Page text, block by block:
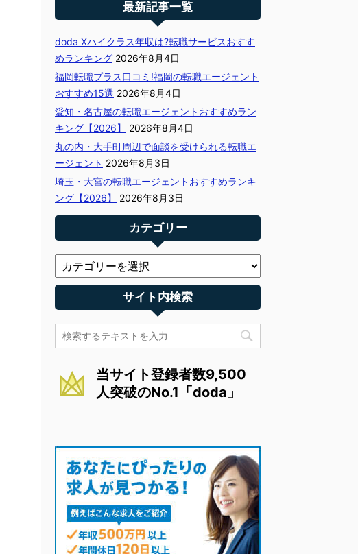
最新記事一覧
doda Xハイクラス年収は?転職サービスおすす
めランキング 2026年8月4日
福岡転職プラス口コミ!福岡の転職エージェント
おすすめ15選 2026年8月4日
愛知・名古屋の転職エージェントおすすめラン
キング【2026】
2026年8月4日
丸の内・大手町周辺で面談を受けられる転職エ
ージェント 2026年8月3日
埼玉・大宮の転職エージェントおすすめランキ
ング【2026】
2026年8月3日
カテゴリー
サイト内検索
当サイト登録者数9,500
人突破のNo.1「doda」